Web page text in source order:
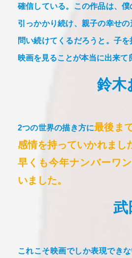
確信している。 この作品は、
引っかかり続け、 親子の幸せの
問い続けてくるだろうと。 子を
映画を見ることが本当に出来て
鈴木
2つの世界の描き方に最後ま
感情を持っていかれまし
早くも今年ナンバーワ
いました。
武
これこそ映画でしか表現できな